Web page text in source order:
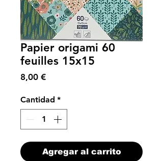
Papier origami 60
feuilles 15x15
8,00 €Precio
Cantidad *
Agregar al carrito